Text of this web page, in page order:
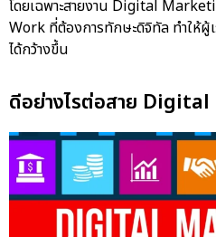
โดยเฉพาะสายงาน Digital
Work ที่ต้องการทักษะดิจิทัล ทำให้ผู้
ได้กว้างขึ้น
ดีอย่างไรต่อสาย